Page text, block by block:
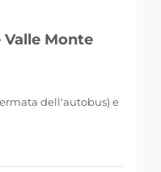
Monte
dell'autobus) e